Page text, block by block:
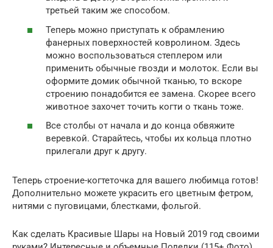
третьей таким же способом.
Теперь можно приступать к обрамлению
фанерных поверхностей ковролином. Здесь
можно воспользоваться степлером или
применить обычные гвозди и молоток. Если вы
оформите домик обычной тканью, то вскоре
строению понадобится ее замена. Скорее всего
животное захочет точить когти о ткань тоже.
Все столбы от начала и до конца обвяжите
веревкой. Старайтесь, чтобы их кольца плотно
прилегали друг к другу.
Теперь строение-когтеточка для вашего любимца готов!
Дополнительно можете украсить его цветным фетром,
нитями с пуговицами, блестками, фольгой.
Как сделать Красивые Шары на Новый 2019 год своими